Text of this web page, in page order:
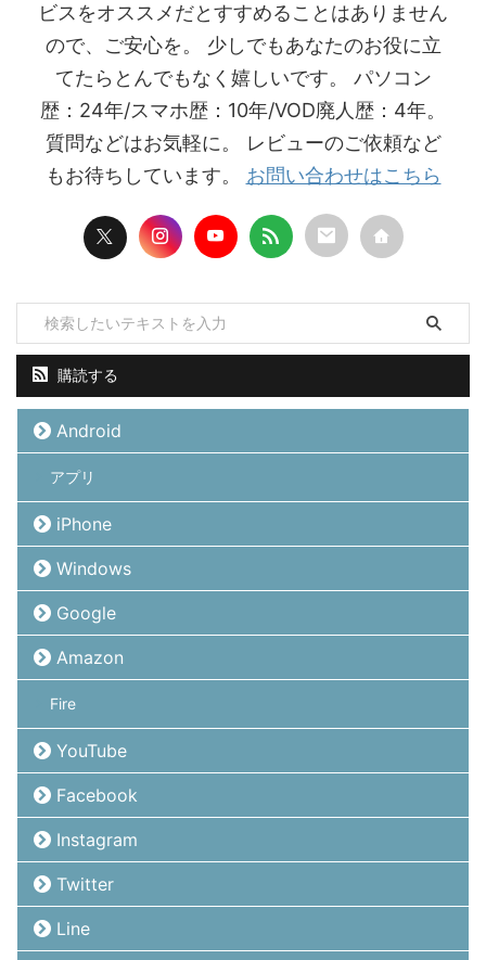
ビスをオススメだとすすめることはありません
ので、ご安心を。 少しでもあなたのお役に立
てたらとんでもなく嬉しいです。 パソコン
歴：24年/スマホ歴：10年/VOD廃人歴：4年。
質問などはお気軽に。 レビューのご依頼など
もお待ちしています。 お問い合わせはこちら
購読する
Android
アプリ
iPhone
Windows
Google
Amazon
Fire
YouTube
Facebook
Instagram
Twitter
Line